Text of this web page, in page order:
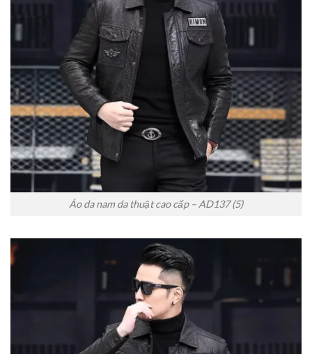
Áo da nam da thuật cao cấp – AD137 (5)